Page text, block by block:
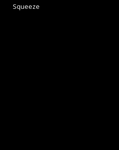
Squeeze